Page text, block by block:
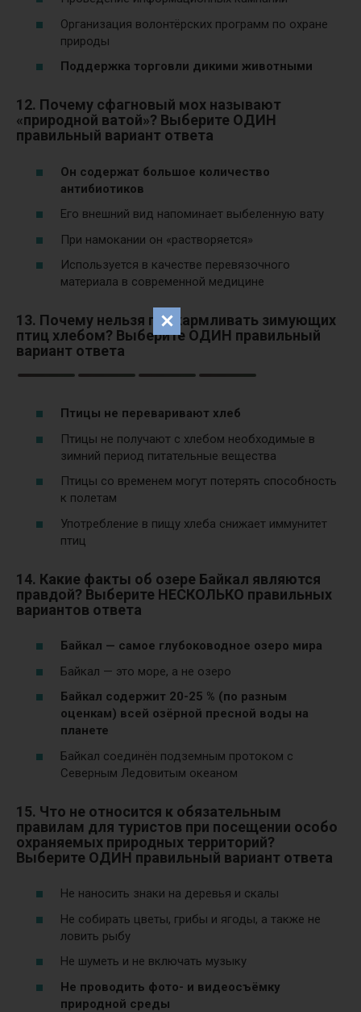
Организация волонтёрских программ по охране
природы
Поддержка торговли дикими животными
12. Почему сфагновый мох называют
«природной ватой»? Выберите ОДИН
правильный вариант ответа
Он содержат большое количество
антибиотиков
Его внешний вид напоминает выбеленную вату
При намокании он «растворяется»
Используется в качестве перевязочного
материала в современной медицине
13. Почему нельзя подкармливать зимующих
птиц хлебом? Выберите ОДИН правильный
вариант ответа
Птицы не переваривают хлеб
Птицы не получают с хлебом необходимые в
зимний период питательные вещества
Птицы со временем могут потерять способность
к полетам
Употребление в пищу хлеба снижает иммунитет
птиц
14. Какие факты об озере Байкал являются
правдой? Выберите НЕСКОЛЬКО правильных
вариантов ответа
Байкал — самое глубоководное озеро мира
Байкал — это море, а не озеро
Байкал содержит 20-25 % (по разным
оценкам) всей озёрной пресной воды на
планете
Байкал соединён подземным протоком с
Северным Ледовитым океаном
15. Что не относится к обязательным
правилам для туристов при посещении особо
охраняемых природных территорий?
Выберите ОДИН правильный вариант ответа
Не наносить знаки на деревья и скалы
Не собирать цветы, грибы и ягоды, а также не
ловить рыбу
Не шуметь и не включать музыку
Не проводить фото- и видеосъёмку
природной среды